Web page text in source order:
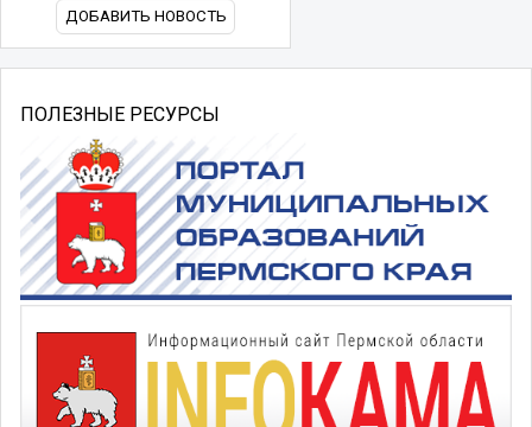
ДОБАВИТЬ НОВОСТЬ
ПОЛЕЗНЫЕ РЕСУРСЫ